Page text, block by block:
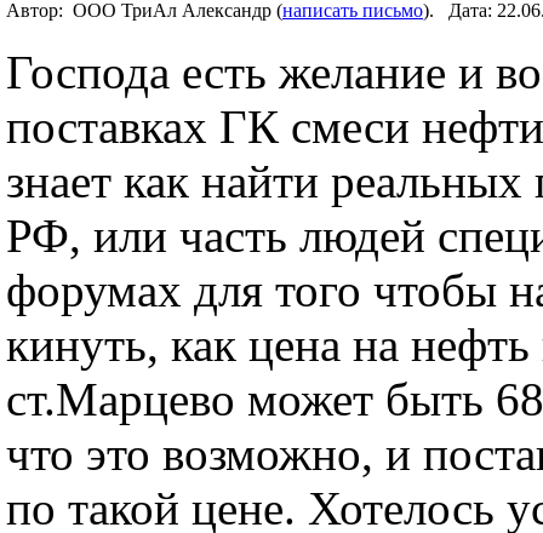
Автор: ООО ТриАл Александр (написать письмо). Дата:
Господа есть желание и
поставках ГК смеси
знает как найти реальных
РФ, или часть людей
форумах для того чтобы
кинуть, как цена на
ст.Марцево может быть
что это возможно, и
по такой цене. Хотелось